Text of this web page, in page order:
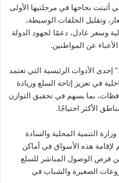
أثبتت نجاحها في مرحلتيها الأولى
وتقليل الحلقات الوسيطة،
وسعر عادل، دعمًا لجهود الدولة
عن المواطنين.
إحدى الأدوات الرئيسية التي تعتمد
في تعزيز إتاحة السلع وزيادة
بما يسهم في تحقيق التوازن
الأكثر احتياجًا.
التنمية المحلية والسادة
هذه الأسواق في أماكن
فرص الوصول المباشر للسلع
الصغيرة والشباب في